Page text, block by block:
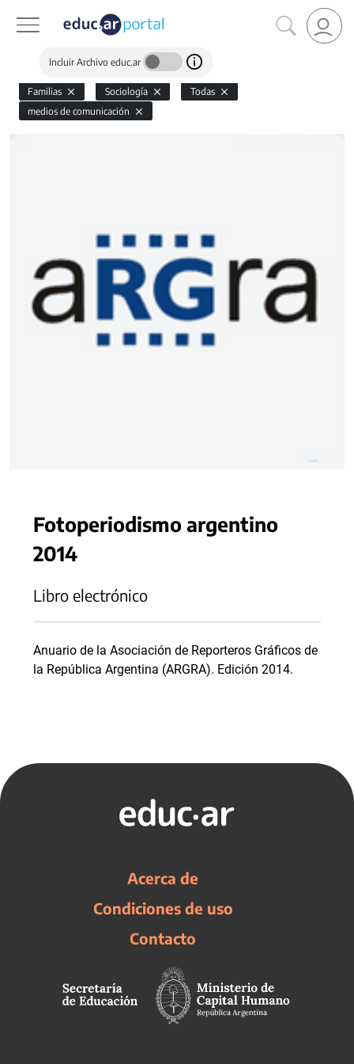
Incluir Archivo educ.ar
Familias Sociología
Todas
medios de comunicación
Fotoperiodismo argentino
2014
Libro electrónico
Anuario de la Asociación de Reporteros Gráficos de
la República Argentina (ARGRA). Edición 2014.
Acerca de
Condiciones de uso
Contacto